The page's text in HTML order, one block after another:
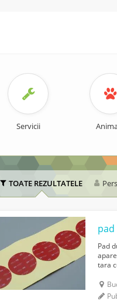
Servicii
TOATE REZULTATELE
Pad
tara